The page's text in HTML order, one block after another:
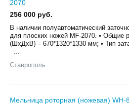
2070
256 000 руб.
В наличии полуавтоматический
для плоских ножей MF-2070. • Общие
(ШхДхВ) – 670*1320*1330 мм; • Тип
–...
Ставрополь
Мельница роторная (ножевая) WH-